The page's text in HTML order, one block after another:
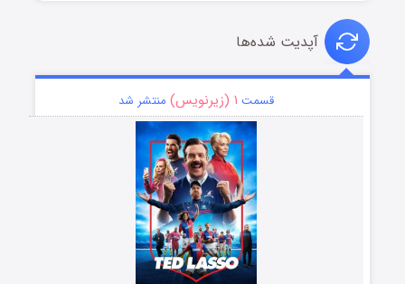
آپدیت شده‌ها
قسمت ۱ (زیرنویس) منتشر شد